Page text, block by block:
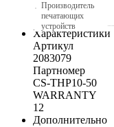
Производитель
печатающих
устройств
Характеристики
Артикул
2083079
Партномер
CS-THP10-50
WARRANTY
12
Дополнительно